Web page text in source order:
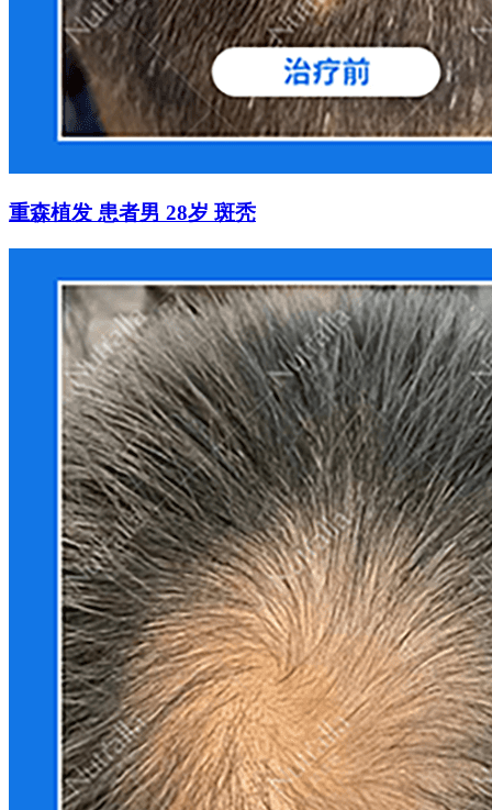
重森植发 患者男 28岁 斑秃